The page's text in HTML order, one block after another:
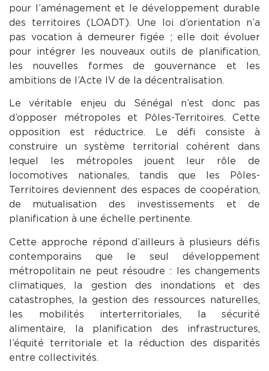
pour l’aménagement et le développement durable
des territoires (LOADT). Une loi d’orientation n’a
pas vocation à demeurer figée ; elle doit évoluer
pour intégrer les nouveaux outils de planification,
les nouvelles formes de gouvernance et les
ambitions de l’Acte IV de la décentralisation.
Le véritable enjeu du Sénégal n’est donc pas
d’opposer métropoles et Pôles-Territoires. Cette
opposition est réductrice. Le défi consiste à
construire un système territorial cohérent dans
lequel les métropoles jouent leur rôle de
locomotives nationales, tandis que les Pôles-
Territoires deviennent des espaces de coopération,
de mutualisation des investissements et de
planification à une échelle pertinente.
Cette approche répond d’ailleurs à plusieurs défis
contemporains que le seul développement
métropolitain ne peut résoudre : les changements
climatiques, la gestion des inondations et des
catastrophes, la gestion des ressources naturelles,
les mobilités interterritoriales, la sécurité
alimentaire, la planification des infrastructures,
l’équité territoriale et la réduction des disparités
entre collectivités.